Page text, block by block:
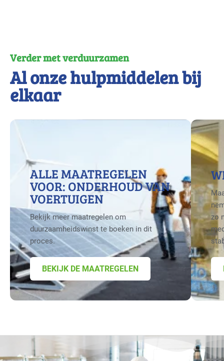
Verder met verduurzamen
Al onze hulpmiddelen bij
elkaar
ALLE MAATREGELEN
VOOR: ONDERHOUD VAN
VOERTUIGEN
Bekijk meer maatregelen om
duurzaamheidswinst te boeken in dit
proces.
BEKIJK DE MAATREGELEN
zo